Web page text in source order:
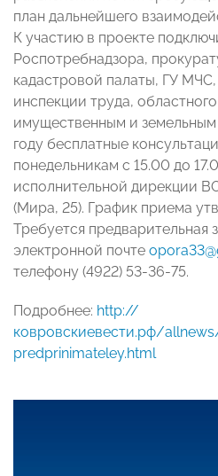
план дальнейшего
К участию в проекте
Роспотребнадзора,
кадастровой палаты, ГУ
инспекции труда,
имущественным и
году бесплатные
понедельникам с 15.00 до
исполнительной дирекции
(Мира, 25). График приема
Требуется предварительная
электронной почте
телефону (4922) 53-36-75.
Подробнее: http://
ковровскиевести.рф/
predprinimateley.html